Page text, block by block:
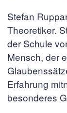
Stefan
Theoretiker.
der Schule
Mensch, der
Erfahrung
besonderes